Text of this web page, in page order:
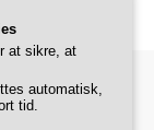
Annonce
ved hjælp af
.
at sikre, at
automatisk,
tid.